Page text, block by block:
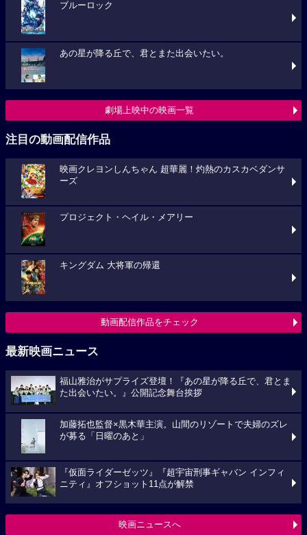
ブルーロック
あの星が降る丘で、君とまた出会いたい。
劇場上映中の映画一覧
注目の動画配信作品
映画クレヨンしんちゃん 超華麗！灼熱のカスカベダンサ
ーズ
プロジェクト・ヘイル・メアリー
キングダム 大将軍の帰還
動画配信作品をチェック
最新映画ニュース
福山雅治がサプライズ登壇！『あの星が降る丘で、君とま
た出会いたい。』公開記念舞台挨拶
加藤拓也監督×黒木華主演。山間のリゾートで夫婦のズレ
が募る「日曜のあと」
『仮面ライダーゼッツ』『超宇宙刑事ギャバン インフィ
ニティ』オフショット11点が解禁
映画ニュースへ